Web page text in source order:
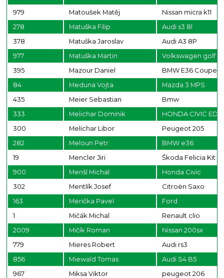
979
Matoušek Matěj
Nissan micra k11
278
Matuška Filip
Audi s3 8l
378
Matuška Jaroslav
Audi A3 8P
977
Matuška Martin
Volkswagen golf
395
Mazour Daniel
BMW E36 Coupe
84
Meduna Vojta
Mazda 3 MPS
435
Meier Sebastian
Bmw
333
Melichar Dominik
HONDA CIVIC ED
300
Melichar Libor
Peugeot 205
282
Meloun Petr
BMW e36
19
Mencler Jiri
Škoda Felicia Kit
900
Menšl Michal
Honda Civic
302
Mentlík Josef
Citroën Saxo
163
Merička Pavel
Ford
1
Mičák Michal
Renault clio
2009
Mičík Roman
Nissan 200sx
779
Mieres Robert
Audi rs3
856
Miewald Tomas
Audi S4 B5
967
Miksa Viktor
peugeot 206